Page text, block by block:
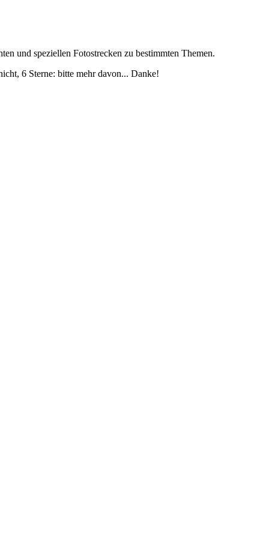
und speziellen Fotostrecken zu bestimmten Themen.
6 Sterne: bitte mehr davon... Danke!